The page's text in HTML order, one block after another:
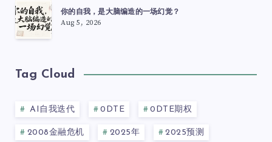
你的自我，是大脑编造的一场幻觉？
Aug 5, 2026
Tag Cloud
AI自我迭代 0DTE 0DTE期权
2008金融危机 2025年 2025预测